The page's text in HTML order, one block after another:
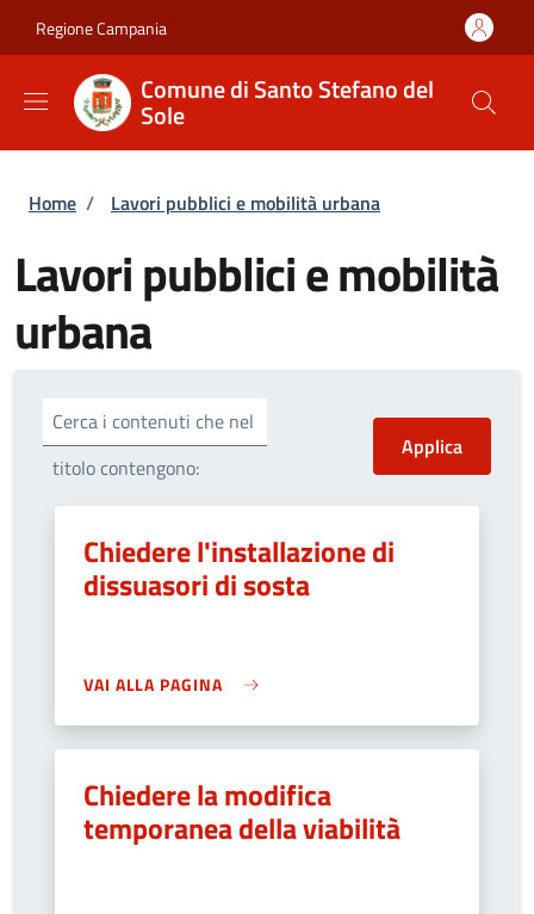
Regione Campania
Comune di Santo Stefano del
Sole
Briciole di pane
Home / Lavori pubblici e mobilità urbana
Lavori pubblici e mobilità
urbana
Cerca i contenuti che nel
titolo contengono:
Chiedere l'installazione di
dissuasori di sosta
VAI ALLA PAGINA
Chiedere la modifica
temporanea della viabilità